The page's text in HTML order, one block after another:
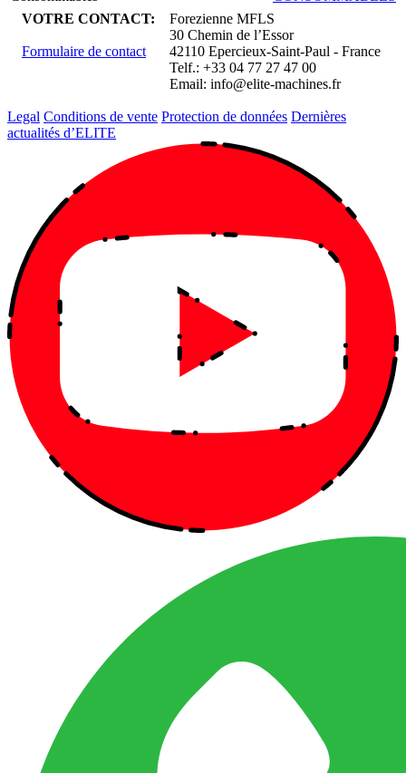
VOTRE CONTACT:
Formulaire de contact
Forezienne MFLS
30 Chemin de l’Essor
42110 Epercieux-Saint-Paul - France
Telf.: +33 04 77 27 47 00
Email: info@elite-machines.fr
Legal Conditions de vente Protection de données Dernières
actualités d’ELITE